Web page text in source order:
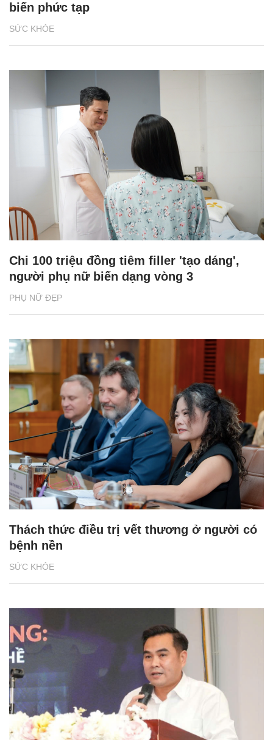
SỨC KHỎE
biến phức tạp
PHỤ NỮ ĐẸP
Chi 100 triệu đồng tiêm filler 'tạo dáng',
người phụ nữ biến dạng vòng 3
SỨC KHỎE
Thách thức điều trị vết thương ở người có
bệnh nền